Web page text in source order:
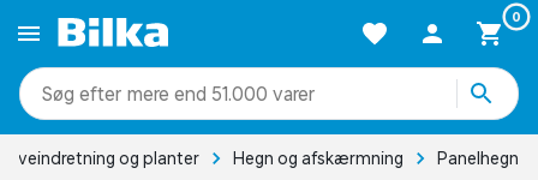
0
mere end 51.000 varer
og planter Hegn og afskærmning Panelhegn